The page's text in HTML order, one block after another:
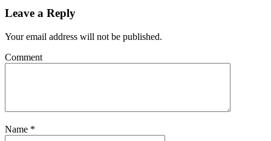
Leave a Reply
Your email address will not be published.
Comment
Name *